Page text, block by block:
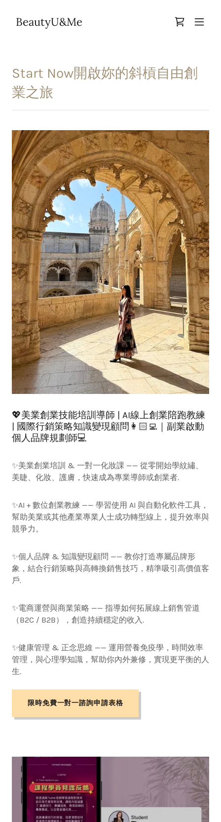
BeautyU&Me
Start Now開啟妳的斜槓自由創
業之旅
💖美業創業技能培訓導師 | AI線上創業陪跑教練
| 國際行銷策略知識變現顧問👩🏻‍💻｜副業啟動
個人品牌規劃師💻
✨美業創業培訓 & 一對一化妝課 —— 從零開始學紋繡、
美睫、化妝、護膚，快速成為專業導師或創業者.
✨AI + 數位創業教練 —— 學習使用 AI 與自動化軟件工具，
幫助美業或其他產業專業人士成功轉型線上，提升效率與
競爭力。
✨個人品牌 & 知識變現顧問 —— 教你打造專屬品牌形
象，結合行銷策略與高轉換銷售技巧，精準吸引高價值客
戶.
✨電商運營與商業策略 —— 指導如何拓展線上銷售管道
（B2C / B2B），創造持續穩定的收入.
✨健康管理 & 正念思維 —— 運用營養免疫學，時間效率
管理，與心理學知識，幫助你內外兼修，實現更平衡的人
生.
限時免費一對一諮詢申請表格